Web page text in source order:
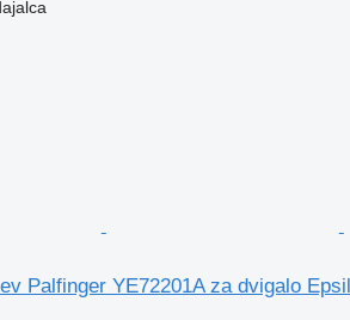
Palfinger YE72201A za dvigalo